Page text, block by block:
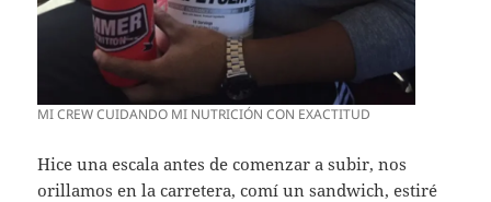
MI CREW CUIDANDO MI NUTRICIÓN CON EXACTITUD
Hice una escala antes de comenzar a subir, nos
orillamos en la carretera, comí un sandwich, estiré